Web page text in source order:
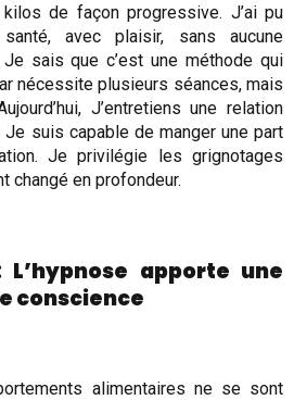
de façon progressive. J’ai pu
avec plaisir, sans aucune
sais que c’est une méthode qui
nécessite plusieurs séances, mais
J’entretiens une relation
Je suis capable de manger une part
Je privilégie les grignotages
changé en profondeur.
apporte une
conscience
alimentaires ne se sont